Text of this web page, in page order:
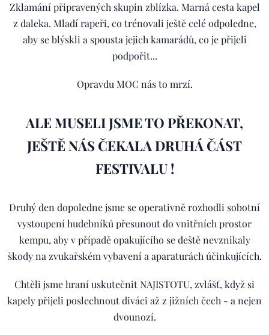
Zklamání připravených skupin zblízka. Marná cesta kapel
z daleka. Mladí rapeři, co trénovali ještě celé odpoledne,
aby se blýskli a spousta jejich kamarádů, co je přijeli
podpořit...
Opravdu MOC nás to mrzí.
ALE MUSELI JSME TO PŘEKONAT,
JEŠTĚ NÁS ČEKALA DRUHÁ ČÁST
FESTIVALU !
Druhý den dopoledne jsme se operativně rozhodli sobotní
vystoupení hudebníků přesunout do vnitřních prostor
kempu, aby v případě opakujícího se deště nevznikaly
škody na zvukařském vybavení a aparaturách účinkujících.
Chtěli jsme hraní uskutečnit NAJISTOTU, zvlášť, když si
kapely přijeli poslechnout diváci až z jižních čech - a nejen
dvounozí.